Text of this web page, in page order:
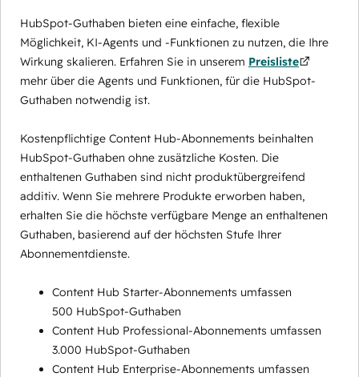
HubSpot-Guthaben bieten eine einfache, flexible
Möglichkeit, KI-Agents und -Funktionen zu nutzen, die Ihre
Wirkung skalieren. Erfahren Sie in unserem Preisliste
mehr über die Agents und Funktionen, für die HubSpot-
Guthaben notwendig ist.
Kostenpflichtige Content Hub-Abonnements beinhalten
HubSpot-Guthaben ohne zusätzliche Kosten. Die
enthaltenen Guthaben sind nicht produktübergreifend
additiv. Wenn Sie mehrere Produkte erworben haben,
erhalten Sie die höchste verfügbare Menge an enthaltenen
Guthaben, basierend auf der höchsten Stufe Ihrer
Abonnementdienste.
Content Hub Starter-Abonnements umfassen
500 HubSpot-Guthaben
Content Hub Professional-Abonnements umfassen
3.000 HubSpot-Guthaben
Content Hub Enterprise-Abonnements umfassen